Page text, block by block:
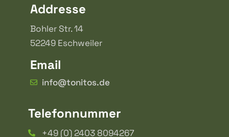
Addresse
Bohler Str. 14
52249 Eschweiler
Email
info@tonitos.de
Telefonnummer
+49 (0) 2403 8094267